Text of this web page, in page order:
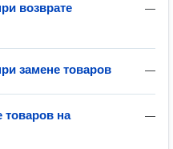
—
возврате
—
замене товаров
—
товаров на